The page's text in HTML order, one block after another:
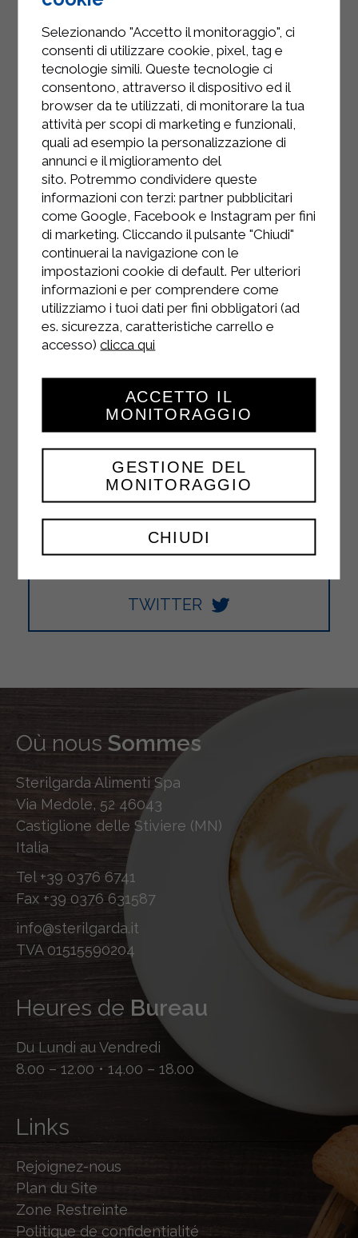
INSTAGRAM
FACEBOOK
YOUTUBE
TWITTER
Où nous Sommes
Sterilgarda Alimenti Spa
Via Medole, 52 46043
Castiglione delle Stiviere (MN)
Italia
Tel +39 0376 6741
Fax +39 0376 631587
info@sterilgarda.it
TVA 01515590204
Heures de Bureau
Du Lundi au Vendredi
8.00 – 12.00 • 14.00 – 18.00
Links
Rejoignez-nous
Plan du Site
Zone Restreinte
Politique de confidentialité
Selezionando "Accetto il monitoraggio", ci
consenti di utilizzare cookie, pixel, tag e
tecnologie simili. Queste tecnologie ci
consentono, attraverso il dispositivo ed il
browser da te utilizzati, di monitorare la tua
attività per scopi di marketing e funzionali,
quali ad esempio la personalizzazione di
annunci e il miglioramento del
sito. Potremmo condividere queste
informazioni con terzi: partner pubblicitari
come Google, Facebook e Instagram per fini
di marketing. Cliccando il pulsante "Chiudi"
continuerai la navigazione con le
impostazioni cookie di default. Per ulteriori
informazioni e per comprendere come
utilizziamo i tuoi dati per fini obbligatori (ad
es. sicurezza, caratteristiche carrello e
accesso)clicca qui
CHIUDI
GESTIONE DEL
MONITORAGGIO
ACCETTO IL
MONITORAGGIO